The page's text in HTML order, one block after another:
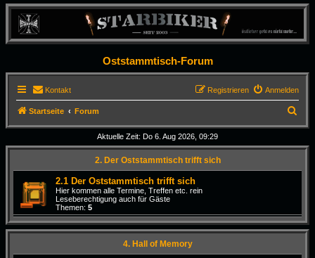
Oststammtisch-Forum
Kontakt Anmelden
Registrieren
Startseite Forum
u
c
Aktuelle Zeit: Do 6. Aug 2026, 09:29
2. Der Oststammtisch trifft sich
2.1 Der Oststammtisch trifft sich
Hier kommen alle Termine, Treffen etc. rein
Leseberechtigung auch für Gäste
Themen: 5
4. Hall of Memory